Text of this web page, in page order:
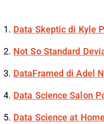
Data Skeptic di Kyle
Not So Standard
DataFramed di Adel
Data Science Salon
Data Science at